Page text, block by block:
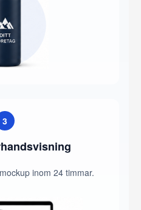
3
inom 24 timmar.